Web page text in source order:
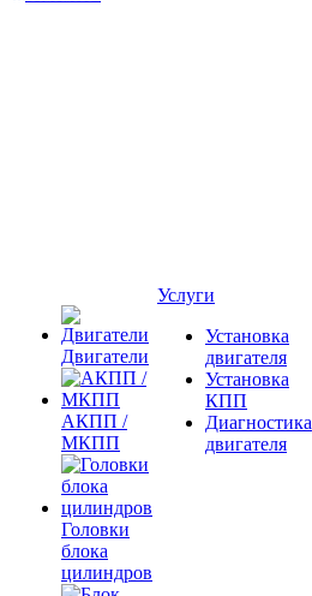
Двигатели
АКПП /
МКПП
Головки
блока
цилиндров
Услуги
Установка
двигателя
Установка
КПП
Диагностика
двигателя